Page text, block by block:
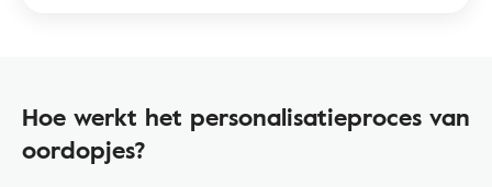
Hoe werkt het personalisatieproces van
oordopjes?